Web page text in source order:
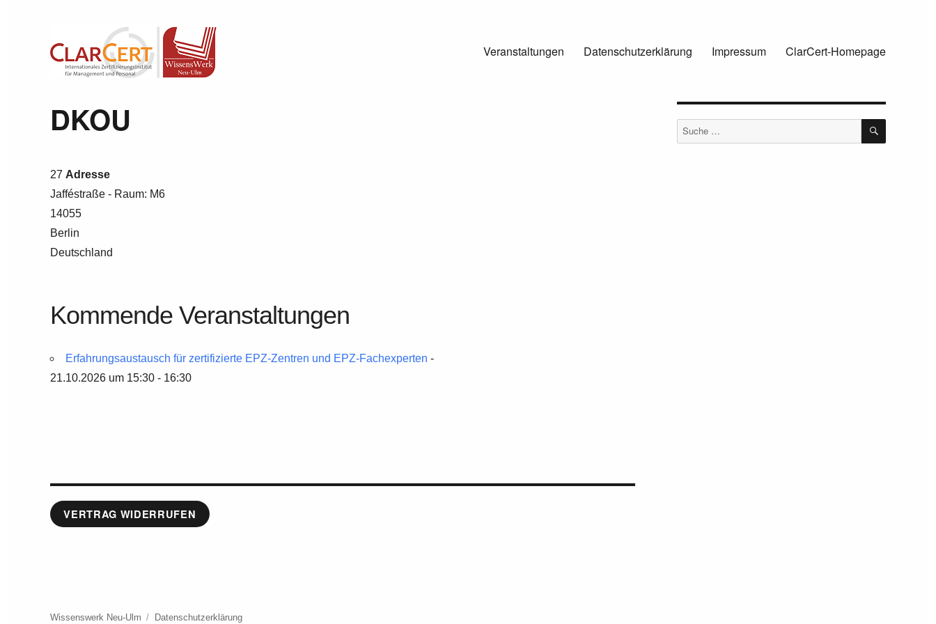
Veranstaltungen Datenschutzerklärung Impressum ClarCert-Homepage
DKOU
27 Adresse
Jafféstraße - Raum: M6
14055
Berlin
Deutschland
Kommende Veranstaltungen
Erfahrungsaustausch für zertifizierte EPZ-Zentren und EPZ-Fachexperten -
21.10.2026 um 15:30 - 16:30
VERTRAG WIDERRUFEN
Suche
nach:
SUCHEN
Wissenswerk Neu-Ulm Datenschutzerklärung